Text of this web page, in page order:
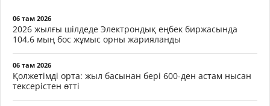
06 там 2026
2026 жылғы шілдеде Электрондық еңбек биржасында
104,6 мың бос жұмыс орны жарияланды
06 там 2026
Қолжетімді орта: жыл басынан бері 600-ден астам нысан
тексерістен өтті